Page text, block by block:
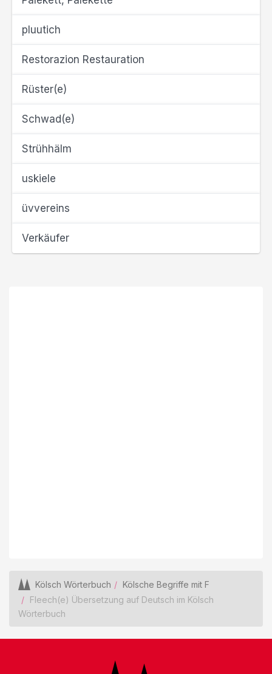
pluutich
Restorazion Restauration
Rüster(e)
Schwad(e)
Strühhälm
uskiele
üvvereins
Verkäufer
Kölsch Wörterbuch
Kölsche Begriffe mit F
Fleech(e) Übersetzung auf Deutsch im Kölsch
Wörterbuch